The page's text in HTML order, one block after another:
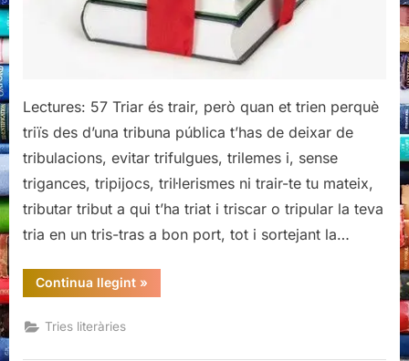
Lectures: 57 Triar és trair, però quan et trien perquè
triïs des d’una tribuna pública t’has de deixar de
tribulacions, evitar trifulgues, trilemes i, sense
trigances, tripijocs, tril·lerismes ni trair-te tu mateix,
tributar tribut a qui t’ha triat i triscar o tripular la teva
tria en un tris-tras a bon port, tot i sortejant la…
Continua llegint“Els
meus
»
Tries literàries